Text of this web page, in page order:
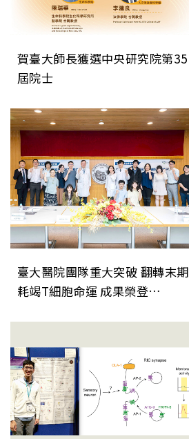
賀臺大師長獲選中央研究院第35
屆院士
臺大醫院團隊重大突破 翻轉末期
耗竭T細胞命運 成果榮登